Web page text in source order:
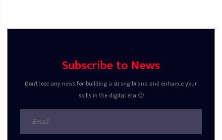
Subscribe to News
Don't lose any news for building a strong brand and enhance your
skills in the digital era 🙂